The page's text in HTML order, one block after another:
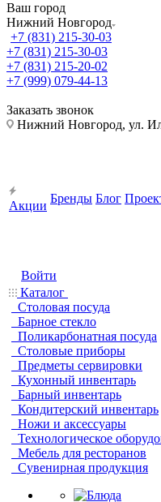
Ваш город
Нижний Новгород
+7 (831) 215-30-03
+7 (831) 215-30-03
+7 (831) 215-20-02
+7 (999) 079-44-13
Заказать звонок
Нижний Новгород, ул.
Акции
Бренды Блог
Войти
Каталог
Столовая посуда
Барное стекло
Поликарбонатная посуда
Столовые приборы
Предметы сервировки
Кухонный инвентарь
Барный инвентарь
Кондитерский инвентарь
Ножи и аксессуары
Технологическое
Мебель для ресторанов
Сувенирная продукция